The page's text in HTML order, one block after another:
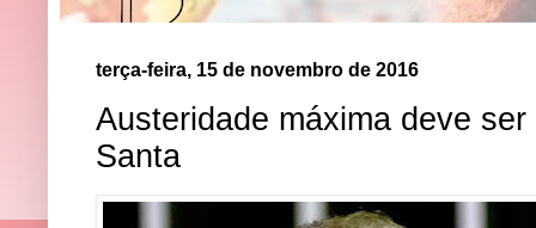
terça-feira, 15 de novembro de 2016
Austeridade máxima deve
Santa